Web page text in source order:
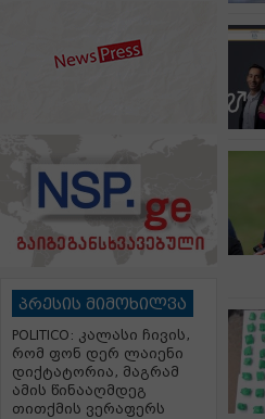
პრესის მიმოხილვა
POLITICO: კალასი ჩივის,
რომ ფონ დერ ლაიენი
დიქტატორია, მაგრამ
ამის წინააღმდეგ
თითქმის ვერაფერს